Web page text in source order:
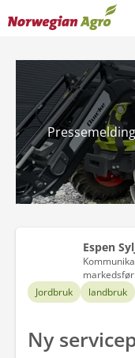
Espen
Jordbruk landbruk
Ny